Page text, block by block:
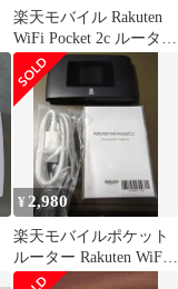
楽天モバイル Rakuten
WiFi Pocket 2c ルーター
本体
¥ 2,980
楽天モバイルポケット
ルーター Rakuten WiFi
Pocket 2C